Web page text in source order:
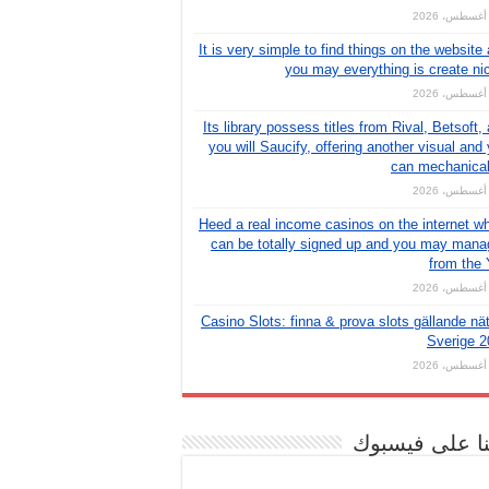
It is very simple to find things on the website
you may everything is create
Its library possess titles from Rival, Betsoft,
you will Saucify, offering another visual and
can
Heed a real income casinos on the internet
can be totally signed up and you may
from the
Casino Slots: finna & prova slots gällande
Sverige
على فيسبوك